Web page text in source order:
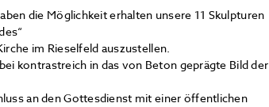
die Möglichkeit erhalten unsere 11 Skulpturen
im Rieselfeld auszustellen.
kontrastreich in das von Beton geprägte Bild der
an den Gottesdienst mit einer öffentlichen